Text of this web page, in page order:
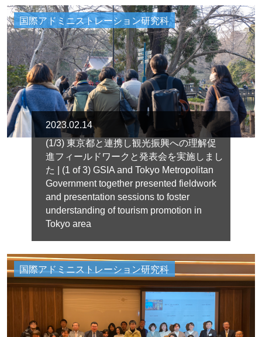
国際アドミニストレーション研究科
2023.02.14
(1/3) 東京都と連携し観光振興への理解促
進フィールドワークと発表会を実施しまし
た | (1 of 3) GSIA and Tokyo Metropolitan
Government together presented fieldwork
and presentation sessions to foster
understanding of tourism promotion in
Tokyo area
国際アドミニストレーション研究科